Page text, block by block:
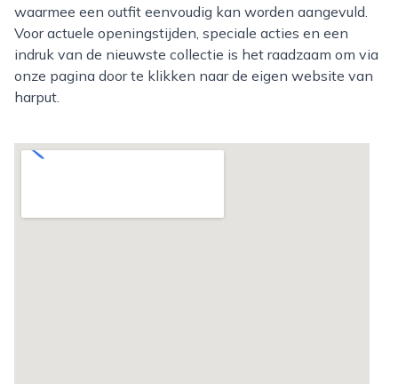
waarmee een outfit eenvoudig kan worden aangevuld.
Voor actuele openingstijden, speciale acties en een
indruk van de nieuwste collectie is het raadzaam om via
onze pagina door te klikken naar de eigen website van
harput.